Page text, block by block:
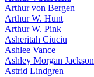
Arthur von Bergen
Arthur W. Hunt
Arthur W. Pink
Asheritah Ciuciu
Ashlee Vance
Ashley Morgan Jackson
Astrid Lindgren